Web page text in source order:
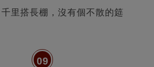
千里搭長棚，沒有個不散的筵
09